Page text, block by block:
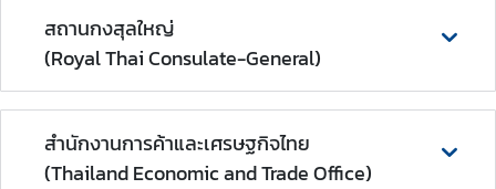
.
|
A
b
o
u
สถานกงสุลใหญ่
(Royal Thai Consulate-General)
สำนักงานการค้าและเศรษฐกิจไทย
(Thailand Economic and Trade Office)